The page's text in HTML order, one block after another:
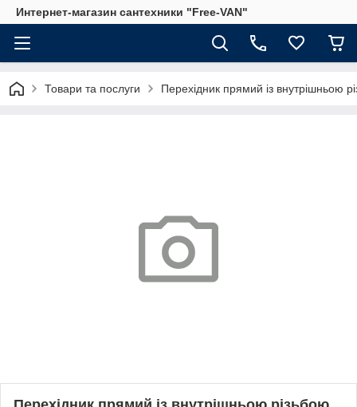
Интернет-магазин сантехники "Free-VAN"
Товари та послуги Перехідник прямий із внутрішньою